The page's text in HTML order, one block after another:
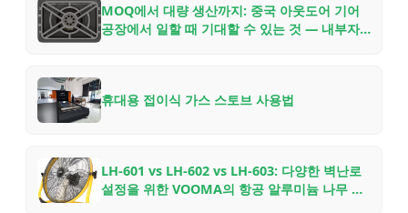
MOQ에서 대량 생산까지: 중국 아웃도어 기어
공장에서 일할 때 기대할 수 있는 것 — 내부자
휴대용 접이식 가스 스토브 사용법
LH-601 vs LH-602 vs LH-603: 다양한 벽난로
설정을 위한 VOOMA의 항공 알루미늄 나무 스